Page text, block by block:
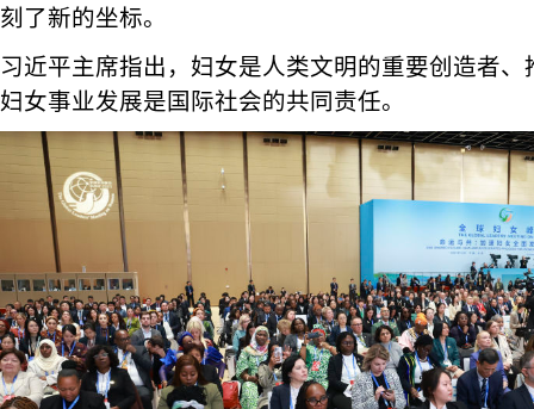
刻了新的坐标。
习近平主席指出，妇女是人类文明的重要创造者
妇女事业发展是国际社会的共同责任。